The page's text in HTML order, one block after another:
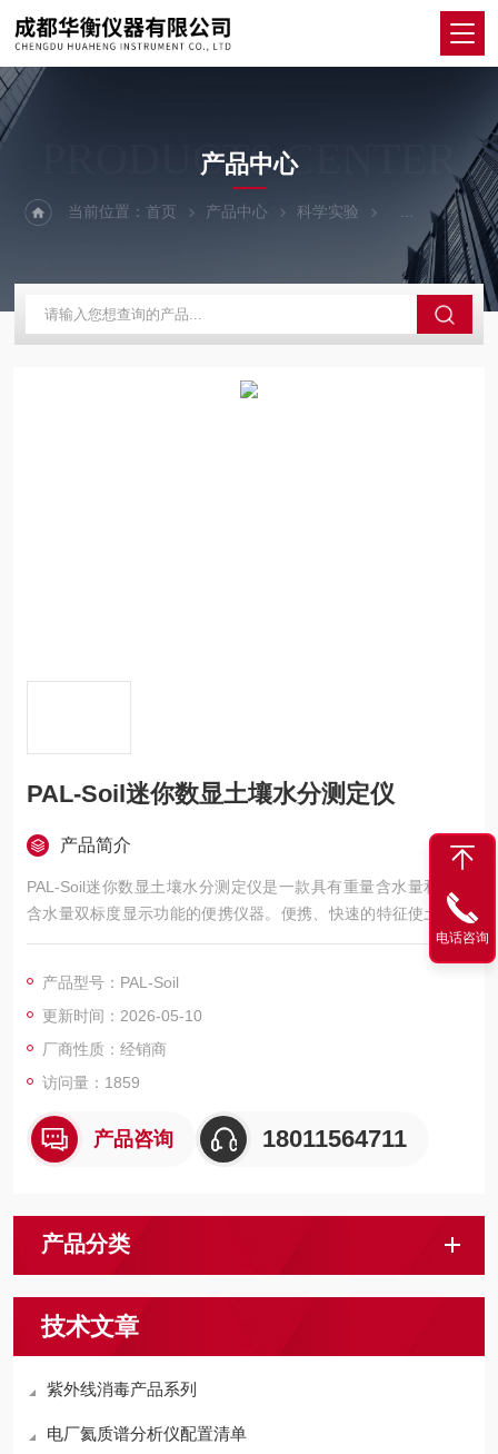
PRODUCTS CENTER
产品中心
当前位置：首页 产品中心 科学实验 其他仪器设备
PAL-Soil迷你数显土壤水分测定仪
产品简介
PAL-Soil迷你数显土壤水分测定仪是一款具有重量含水量和容积
含水量双标度显示功能的便携仪器。便携、快速的特征使土壤水
分测定仪（PAL-Soil）在实验室、田间或者现场中应急检测中*优
产品型号：PAL-Soil
更新时间：2026-05-10
厂商性质：经销商
访问量：1859
产品咨询 18011564711
产品分类
技术文章
紫外线消毒产品系列
电厂氦质谱分析仪配置清单
电话咨询